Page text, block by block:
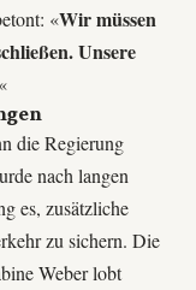
«Wir müssen
Unsere
«
die Regierung
nach langen
es, zusätzliche
zu sichern. Die
Weber lobt